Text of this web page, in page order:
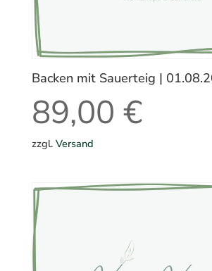
Backen mit Sauerteig |
89,00 €
zzgl. Versand